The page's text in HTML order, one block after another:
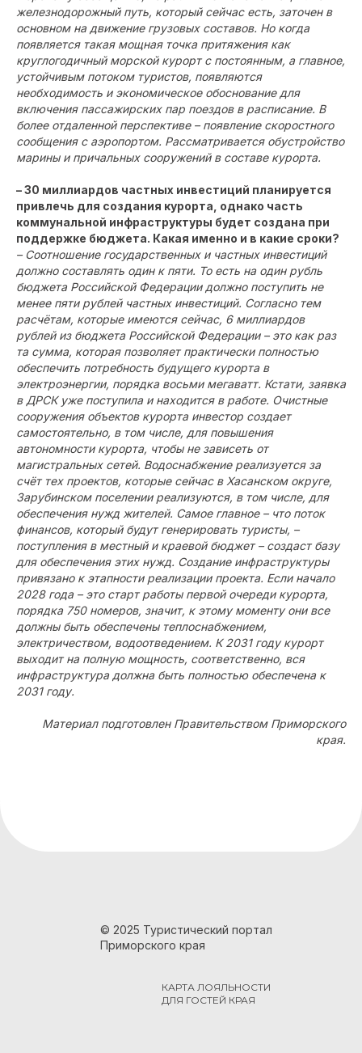
железнодорожный путь, который сейчас есть, заточен в
основном на движение грузовых составов. Но когда
появляется такая мощная точка притяжения как
круглогодичный морской курорт с постоянным, а главное,
устойчивым потоком туристов, появляются
необходимость и экономическое обоснование для
включения пассажирских пар поездов в расписание. В
более отдаленной перспективе – появление скоростного
сообщения с аэропортом. Рассматривается обустройство
марины и причальных сооружений в составе курорта.
– 30 миллиардов частных инвестиций планируется
привлечь для создания курорта, однако часть
коммунальной инфраструктуры будет создана при
поддержке бюджета. Какая именно и в какие сроки?
– Соотношение государственных и частных инвестиций
должно составлять один к пяти. То есть на один рубль
бюджета Российской Федерации должно поступить не
менее пяти рублей частных инвестиций. Согласно тем
расчётам, которые имеются сейчас, 6 миллиардов
рублей из бюджета Российской Федерации – это как раз
та сумма, которая позволяет практически полностью
обеспечить потребность будущего курорта в
электроэнергии, порядка восьми мегаватт. Кстати, заявка
в ДРСК уже поступила и находится в работе. Очистные
сооружения объектов курорта инвестор создает
самостоятельно, в том числе, для повышения
автономности курорта, чтобы не зависеть от
магистральных сетей. Водоснабжение реализуется за
счёт тех проектов, которые сейчас в Хасанском округе,
Зарубинском поселении реализуются, в том числе, для
обеспечения нужд жителей. Самое главное – что поток
финансов, который будут генерировать туристы, –
поступления в местный и краевой бюджет – создаст базу
для обеспечения этих нужд. Создание инфраструктуры
привязано к этапности реализации проекта. Если начало
2028 года – это старт работы первой очереди курорта,
порядка 750 номеров, значит, к этому моменту они все
должны быть обеспечены теплоснабжением,
электричеством, водоотведением. К 2031 году курорт
выходит на полную мощность, соответственно, вся
инфраструктура должна быть полностью обеспечена к
2031 году.
Материал подготовлен Правительством Приморского
края.
© 2025 Туристический портал
Приморского края
КАРТА ЛОЯЛЬНОСТИ
ДЛЯ ГОСТЕЙ КРАЯ